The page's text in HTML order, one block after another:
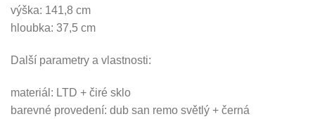
výška: 141,8 cm
hloubka: 37,5 cm
Další parametry a vlastnosti:
materiál: LTD + čiré sklo
barevné provedení: dub san remo světlý + černá